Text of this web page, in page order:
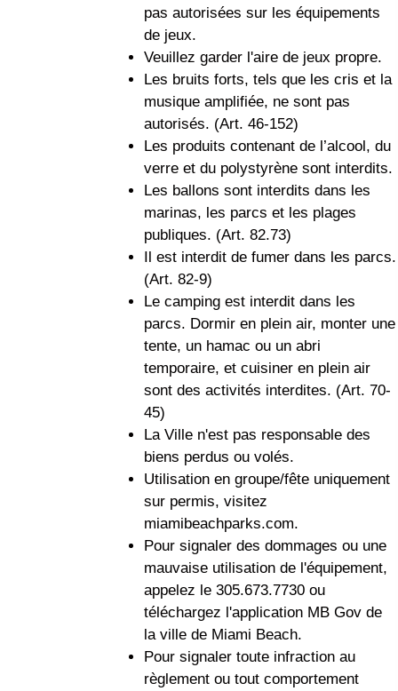
pas autorisées sur les équipements
de jeux.
Veuillez garder l'aire de jeux propre.
Les bruits forts, tels que les cris et la
musique amplifiée, ne sont pas
autorisés. (Art. 46-152)
Les produits contenant de l’alcool, du
verre et du polystyrène sont interdits.
Les ballons sont interdits dans les
marinas, les parcs et les plages
publiques. (Art. 82.73)
Il est interdit de fumer dans les parcs.
(Art. 82-9)
Le camping est interdit dans les
parcs. Dormir en plein air, monter une
tente, un hamac ou un abri
temporaire, et cuisiner en plein air
sont des activités interdites. (Art. 70-
45)
La Ville n'est pas responsable des
biens perdus ou volés.
Utilisation en groupe/fête uniquement
sur permis, visitez
miamibeachparks.com.
Pour signaler des dommages ou une
mauvaise utilisation de l'équipement,
appelez le 305.673.7730 ou
téléchargez l'application MB Gov de
la ville de Miami Beach.
Pour signaler toute infraction au
règlement ou tout comportement